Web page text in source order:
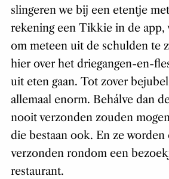
slingeren we bij een etentje
rekening een Tikkie in de app,
om meteen uit de schulden te
hier over het driegangen-en-
uit eten gaan. Tot zover
allemaal enorm. Behálve dan
nooit verzonden zouden
die bestaan ook. En ze
verzonden rondom een
restaurant.